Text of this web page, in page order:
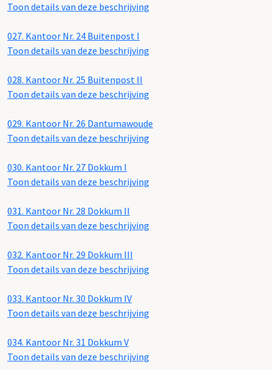
Toon details van deze beschrijving
027. Kantoor Nr. 24 Buitenpost I
Toon details van deze beschrijving
028. Kantoor Nr. 25 Buitenpost II
Toon details van deze beschrijving
029. Kantoor Nr. 26 Dantumawoude
Toon details van deze beschrijving
030. Kantoor Nr. 27 Dokkum I
Toon details van deze beschrijving
031. Kantoor Nr. 28 Dokkum II
Toon details van deze beschrijving
032. Kantoor Nr. 29 Dokkum III
Toon details van deze beschrijving
033. Kantoor Nr. 30 Dokkum IV
Toon details van deze beschrijving
034. Kantoor Nr. 31 Dokkum V
Toon details van deze beschrijving